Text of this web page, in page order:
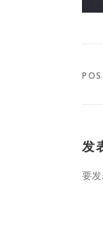
发
要